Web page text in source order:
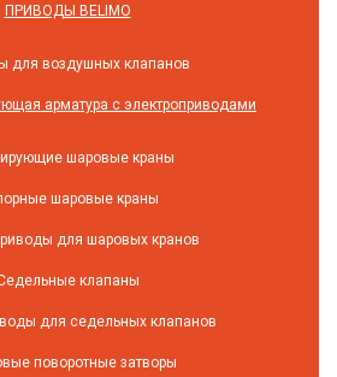
ПРИВОДЫ BELIMO
для воздушных клапанов
арматура с электроприводами
шаровые краны
шаровые краны
для шаровых кранов
клапаны
для седельных клапанов
поворотные затворы